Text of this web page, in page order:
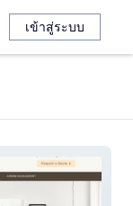
เข้าสู่ระบบ